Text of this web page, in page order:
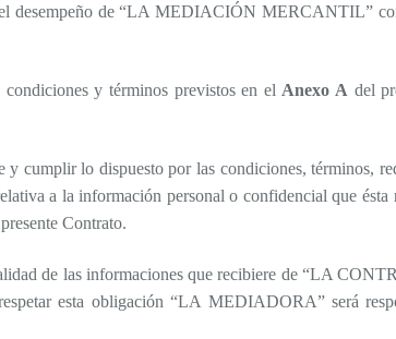
de “LA MEDIACIÓN MERCANTIL”
y términos previstos en el Anexo A del
cumplir lo dispuesto por las condiciones, términos,
a la información personal o confidencial que ésta
Contrato.
de las informaciones que recibiere de “LA
esta obligación “LA MEDIADORA” será